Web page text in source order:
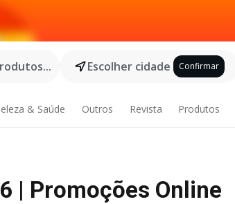
Escolher cidade Confirmar
& Saúde Outros Revista Produtos
| Promoções Online